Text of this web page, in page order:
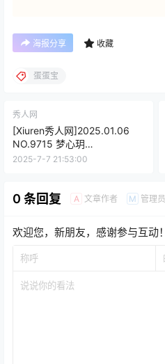
海报分享 收藏
蛋蛋宝
秀人网
[Xiuren秀人网]2025.01.06
NO.9715 梦心玥
[81+1P/746MB]
2025-7-7 21:53:00
0 条回复 A 文章作者 M 管理员
欢迎您，新朋友，感谢参与互动！